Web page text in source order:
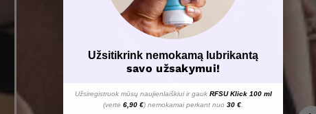
Užsitikrink nemokamą lubrikantą
savo užsakymui!
Užsiregistruok mūsų naujienlaiškiui ir gauk RFSU Klick 100 ml
(vertė 6,90 €) nemokamai perkant nuo 30 €